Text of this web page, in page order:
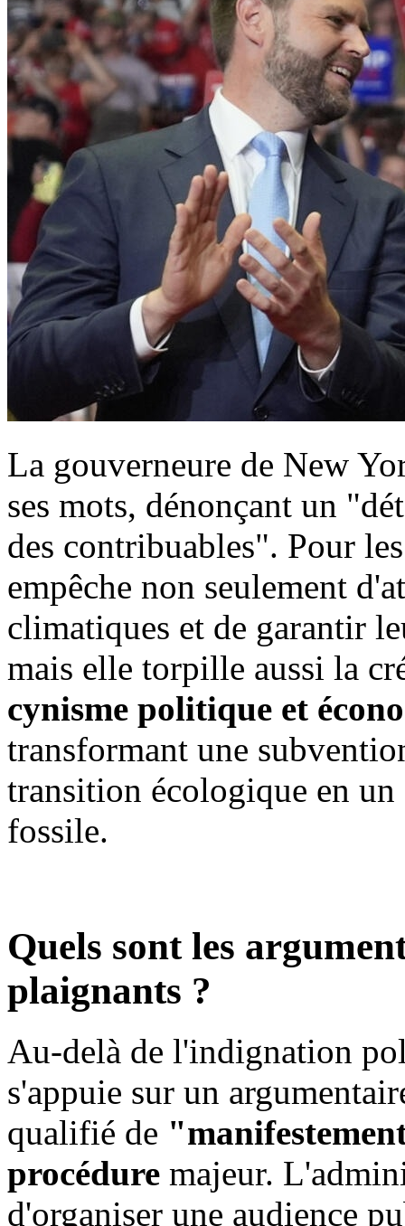
La gouverneure de New
ses mots, dénonçant un
des contribuables". Pour
empêche non seulement
climatiques et de garantir
mais elle torpille aussi la
cynisme politique et
transformant une
transition écologique en
fossile.
Quels sont les
plaignants ?
Au-delà de l'indignation
s'appuie sur un
qualifié de
procédure majeur.
d'organiser une audience